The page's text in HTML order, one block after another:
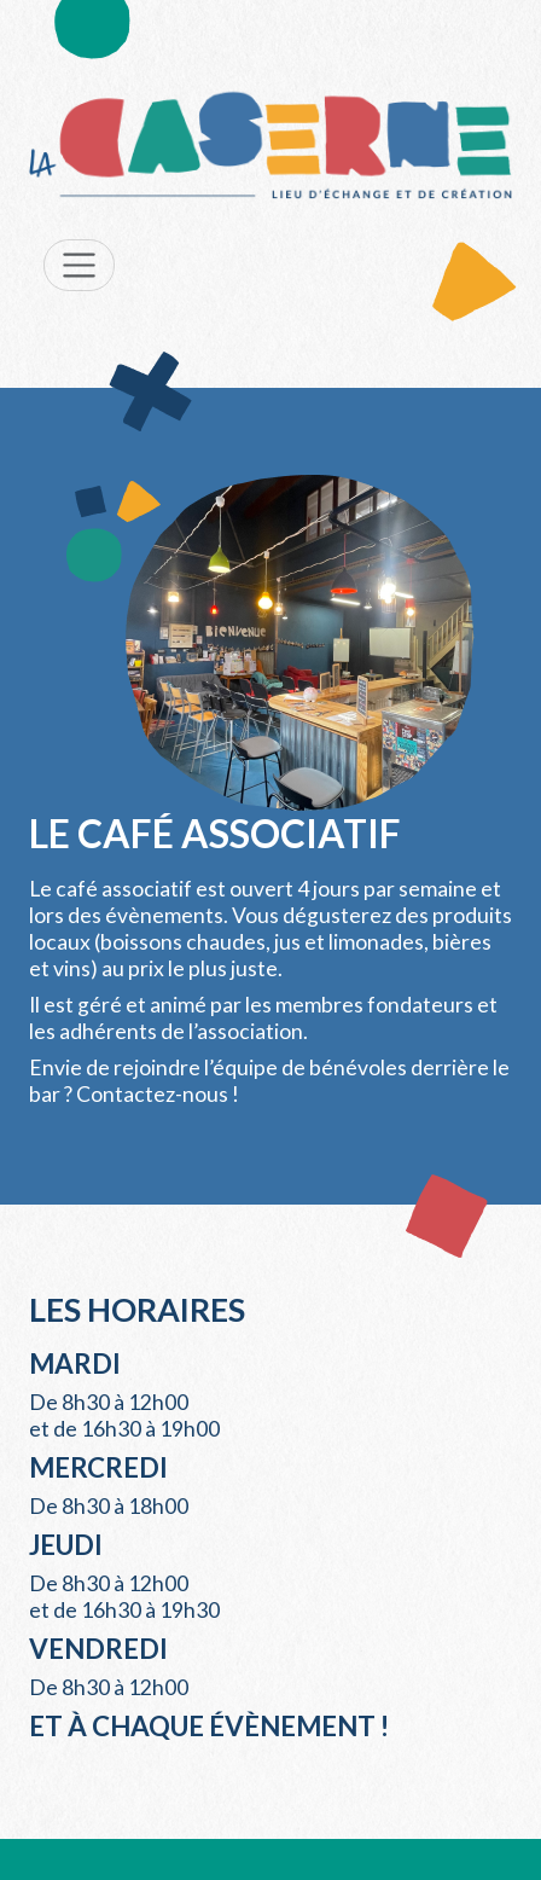
LE CAFÉ ASSOCIATIF
Le café associatif est ouvert 4 jours par semaine et
lors des évènements. Vous dégusterez des produits
locaux (boissons chaudes, jus et limonades, bières
et vins) au prix le plus juste.
Il est géré et animé par les membres fondateurs et
les adhérents de l’association.
Envie de rejoindre l’équipe de bénévoles derrière le
bar ? Contactez-nous !
LES HORAIRES
MARDI
De 8h30 à 12h00
et de 16h30 à 19h00
MERCREDI
De 8h30 à 18h00
JEUDI
De 8h30 à 12h00
et de 16h30 à 19h30
VENDREDI
De 8h30 à 12h00
ET À CHAQUE ÉVÈNEMENT !